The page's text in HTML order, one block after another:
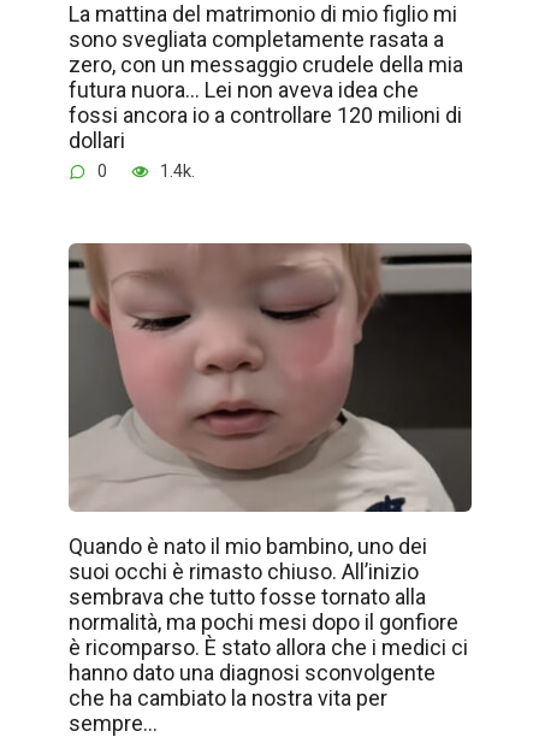
La mattina del matrimonio di mio figlio mi
sono svegliata completamente rasata a
zero, con un messaggio crudele della mia
futura nuora… Lei non aveva idea che
fossi ancora io a controllare 120 milioni di
dollari
0 1.4k.
Quando è nato il mio bambino, uno dei
suoi occhi è rimasto chiuso. All’inizio
sembrava che tutto fosse tornato alla
normalità, ma pochi mesi dopo il gonfiore
è ricomparso. È stato allora che i medici ci
hanno dato una diagnosi sconvolgente
che ha cambiato la nostra vita per
sempre…